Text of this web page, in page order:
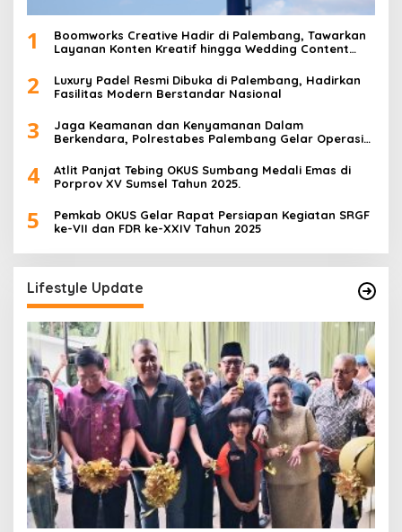
1
Boomworks Creative Hadir di Palembang, Tawarkan
Layanan Konten Kreatif hingga Wedding Content
2
Luxury Padel Resmi Dibuka di Palembang, Hadirkan
Fasilitas Modern Berstandar Nasional
3
Jaga Keamanan dan Kenyamanan Dalam
Berkendara, Polrestabes Palembang Gelar Operasi
4
Atlit Panjat Tebing OKUS Sumbang Medali Emas di
Porprov XV Sumsel Tahun 2025.
5
Pemkab OKUS Gelar Rapat Persiapan Kegiatan SRGF
ke-VII dan FDR ke-XXIV Tahun 2025
Lifestyle Update